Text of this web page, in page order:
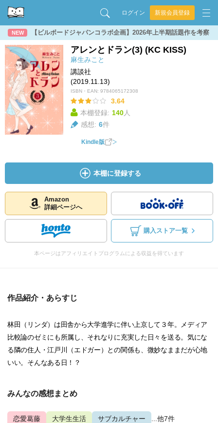
ログイン 新規会員登録
NEW 【ビルボードジャパンコラボ企画】2026年上半期話題作を考察
アレンとドラン(3) (KC KISS)
麻生みこと
講談社
(2019.11.13)
ISBN・EAN: 9784065172308
3.64
本棚登録: 140人
感想: 6件
Kindle版
本棚に登録する
Amazon
詳細ページへ
購入ストア一覧
本ページはアフィリエイトプログラムによる収益を得ています
作品紹介・あらすじ
林田（リンダ）は田舎から大学進学に伴い上京して３年。メディア
比較論のゼミにも所属し、それなりに充実した日々を送る。気にな
る隣の住人・江戸川（エドガー）との関係も、微妙なままだが心地
いい。そんなある日！？
みんなの感想まとめ
恋愛葛藤 大学生生活 サブカルチャー ...他7件